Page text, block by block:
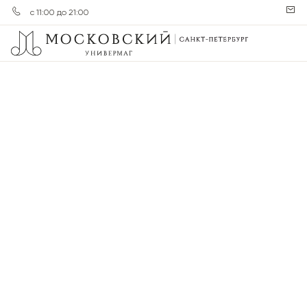
с 11:00 до 21:00